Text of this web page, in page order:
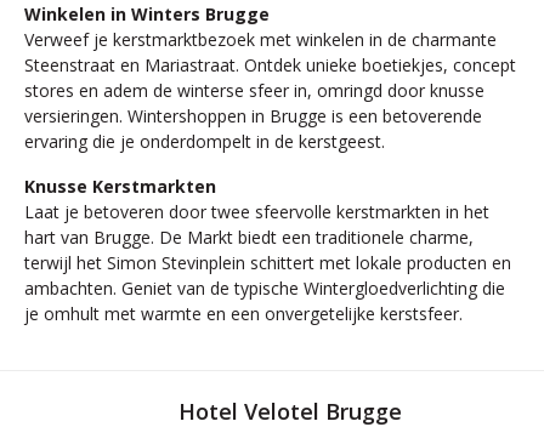
Winkelen in Winters Brugge
Verweef je kerstmarktbezoek met winkelen in de charmante
Steenstraat en Mariastraat. Ontdek unieke boetiekjes, concept
stores en adem de winterse sfeer in, omringd door knusse
versieringen. Wintershoppen in Brugge is een betoverende
ervaring die je onderdompelt in de kerstgeest.
Knusse Kerstmarkten
Laat je betoveren door twee sfeervolle kerstmarkten in het
hart van Brugge. De Markt biedt een traditionele charme,
terwijl het Simon Stevinplein schittert met lokale producten en
ambachten. Geniet van de typische Wintergloedverlichting die
je omhult met warmte en een onvergetelijke kerstsfeer.
Hotel Velotel Brugge